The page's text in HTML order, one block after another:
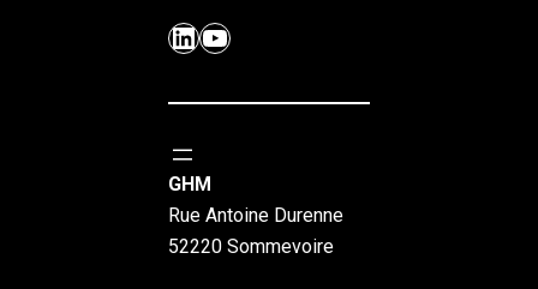
LinkedIn YouTube
GHM
Rue Antoine Durenne
52220 Sommevoire